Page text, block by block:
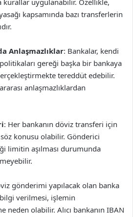
uygulanabilir. Özellikle,
kapsamında bazı transferlerin
Anlaşmazlıklar: Bankalar, kendi
gereği başka bir bankaya
tereddüt edebilir.
anlaşmazlıklardan
: Her bankanın döviz transferi için
konusu olabilir. Gönderici
limitin aşılması durumunda
gönderimi yapılacak olan banka
verilmesi, işlemin
neden olabilir. Alıcı bankanın IBAN